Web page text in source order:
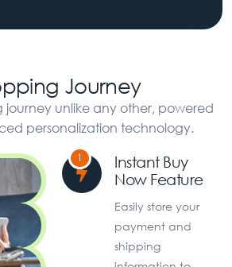
Journey
journey unlike any other, powered
personalization technology.
1
Instant Buy
Now Feature
Easily store your
payment and
shipping